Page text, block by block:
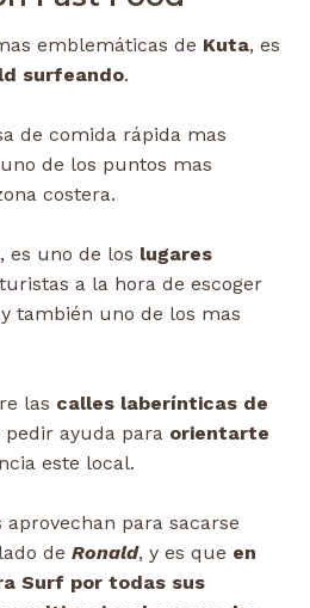
emblemáticas de Kuta, es
surfeando.
de comida rápida mas
de los puntos mas
costera.
es uno de los lugares
a la hora de escoger
también uno de los mas
las calles laberínticas de
ayuda para orientarte
este local.
para sacarse
de Ronald, y es que en
Surf por todas sus